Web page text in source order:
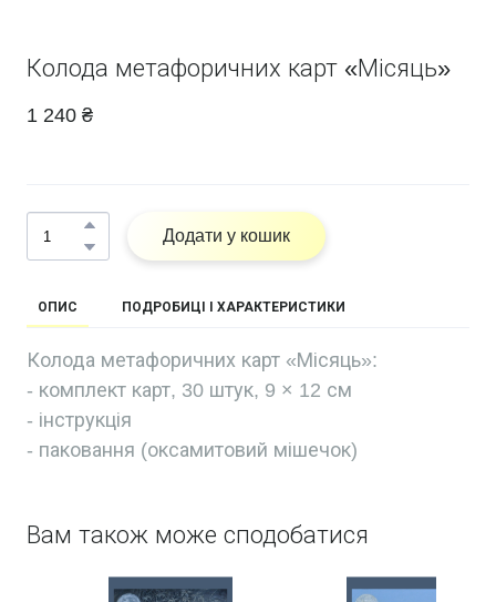
Колода метафоричних карт «Місяць»
1 240 ₴
Додати у кошик
ОПИС ПОДРОБИЦІ І ХАРАКТЕРИСТИКИ
Колода метафоричних карт «Місяць»:
- комплект карт, 30 штук, 9 × 12 см
- інструкція
- паковання (оксамитовий мішечок)
Вам також може сподобатися